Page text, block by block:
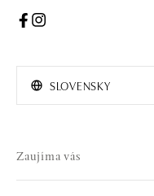
SLOVENSKY
Zaujíma vás